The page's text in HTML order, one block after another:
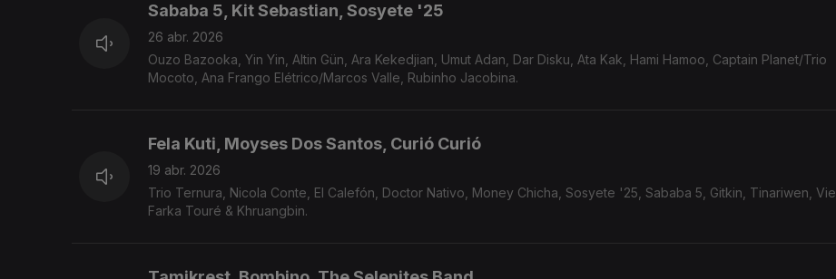
Sababa 5, Kit Sebastian, Sosyete '25
26 abr. 2026
Ouzo Bazooka, Yin Yin, Altin Gün, Ara Kekedjian, Umut Adan, Dar Disku, Ata Kak, Hami Hamoo, Captain Planet/Trio
Mocoto, Ana Frango Elétrico/Marcos Valle, Rubinho Jacobina.
Fela Kuti, Moyses Dos Santos, Curió Curió
19 abr. 2026
Trio Ternura, Nicola Conte, El Calefón, Doctor Nativo, Money Chicha, Sosyete '25, Sababa 5, Gitkin, Tinariwen,
Farka Touré & Khruangbin.